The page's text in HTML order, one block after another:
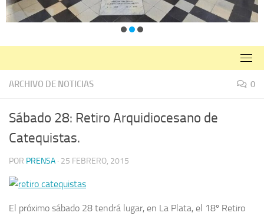
ARCHIVO DE NOTICIAS 0
Sábado 28: Retiro Arquidiocesano de
Catequistas.
POR PRENSA · 25 FEBRERO, 2015
El próximo sábado 28 tendrá lugar, en La Plata, el 18º Retiro